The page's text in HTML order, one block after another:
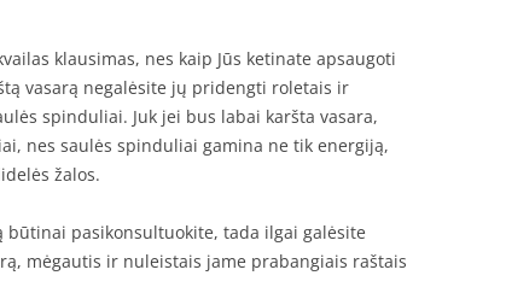
klausimas, nes kaip Jūs ketinate apsaugoti
vasarą negalėsite jų pridengti roletais ir
spinduliai. Juk jei bus labai karšta vasara,
nes saulės spinduliai gamina ne tik energiją,
žalos.
pasikonsultuokite, tada ilgai galėsite
mėgautis ir nuleistais jame prabangiais raštais